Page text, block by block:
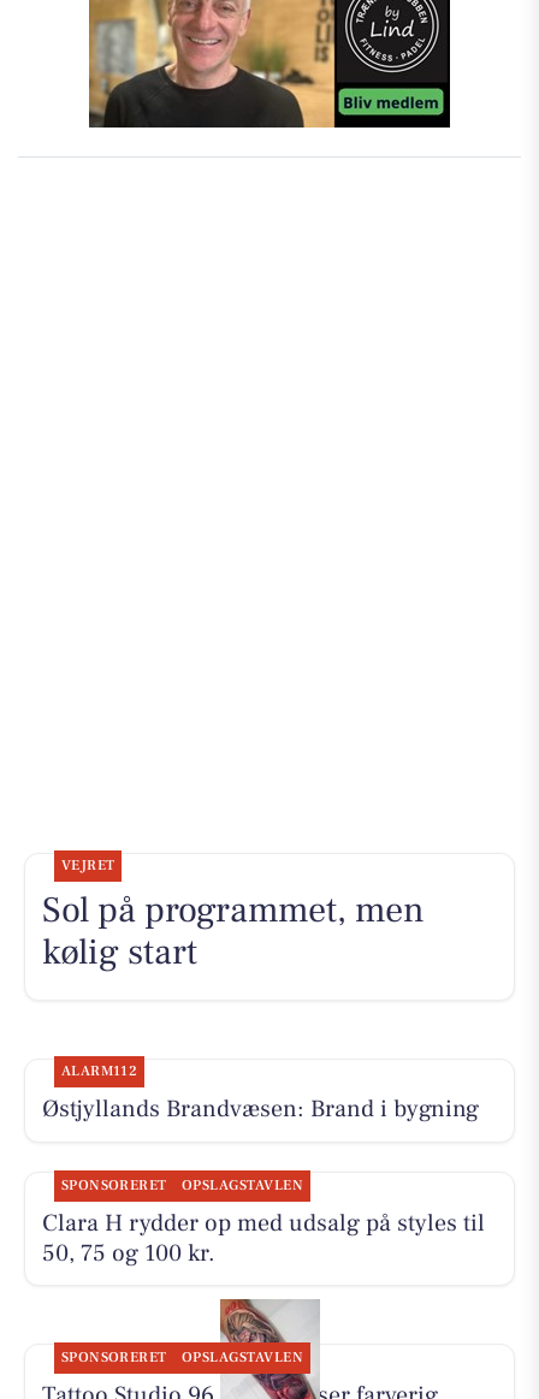
VEJRET
Sol på programmet, men
kølig start
ALARM112
Østjyllands Brandvæsen: Brand i bygning
SPONSORERET OPSLAGSTAVLEN
Clara H rydder op med udsalg på styles til
50, 75 og 100 kr.
SPONSORERET OPSLAGSTAVLEN